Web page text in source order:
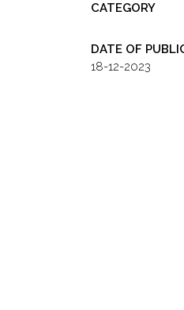
CATEGORY
DATE OF
18-12-2023